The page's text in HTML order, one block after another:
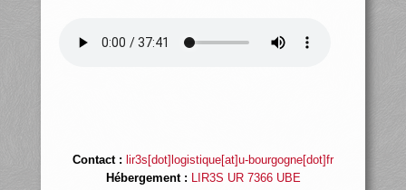
Contact : lir3s[dot]logistique[at]u-bourgogne[dot]fr
Hébergement : LIR3S UR 7366 UBE